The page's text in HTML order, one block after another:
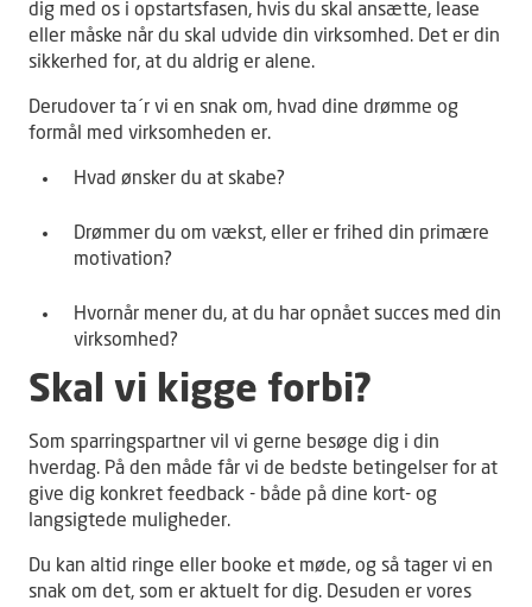
dig med os i opstartsfasen, hvis du skal ansætte, lease
eller måske når du skal udvide din virksomhed. Det er din
sikkerhed for, at du aldrig er alene.
Derudover ta´r vi en snak om, hvad dine drømme og
formål med virksomheden er.
Hvad ønsker du at skabe?
Drømmer du om vækst, eller er frihed din primære
motivation?
Hvornår mener du, at du har opnået succes med din
virksomhed?
Skal vi kigge forbi?
Som sparringspartner vil vi gerne besøge dig i din
hverdag. På den måde får vi de bedste betingelser for at
give dig konkret feedback - både på dine kort- og
langsigtede muligheder.
Du kan altid ringe eller booke et møde, og så tager vi en
snak om det, som er aktuelt for dig. Desuden er vores